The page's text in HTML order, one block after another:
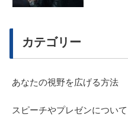
カテゴリー
あなたの視野を広げる方法
スピーチやプレゼンについて